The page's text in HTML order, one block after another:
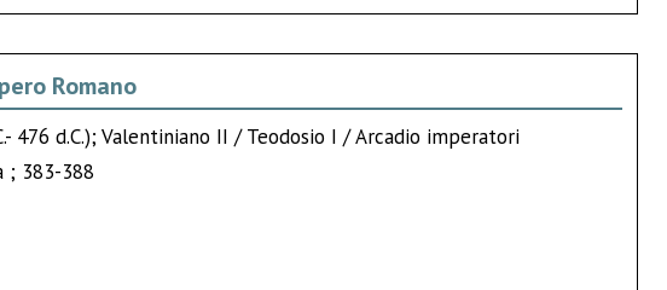
Romano
476 d.C.); Valentiniano II / Teodosio I / Arcadio imperatori
; 383-388